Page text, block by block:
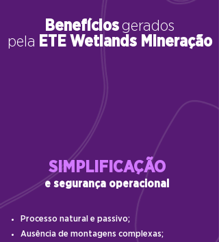
Benefíciosgerados
pela ETE Wetlands Mineração
SIMPLIFICAÇÃO
e segurança operacional
Processo natural e passivo;
Ausência de montagens complexas;